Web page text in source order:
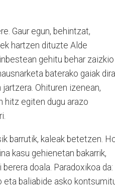
Gaur egun, behintzat,
hartzen dituzte Alde
gehitu behar zaizkio
baterako gaiak
Ohituren izenean,
hitz egiten dugu arazo
barrutik, kaleak betetzen.
kasu gehienetan bakarrik,
doala. Paradoxikoa da:
eta baliabide asko